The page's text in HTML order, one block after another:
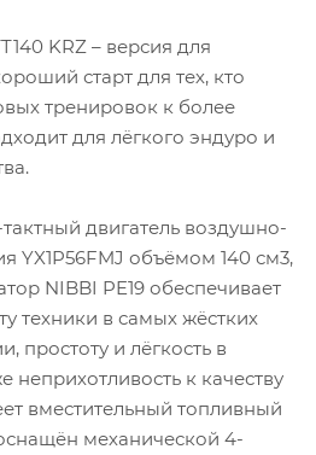
KRZ – версия для
старт для тех, кто
тренировок к более
для лёгкого эндуро и
двигатель воздушно-
YX1P56FMJ объёмом 140 см3,
NIBBI PE19 обеспечивает
техники в самых жёстких
простоту и лёгкость в
неприхотливость к качеству
вместительный топливный
механической 4-